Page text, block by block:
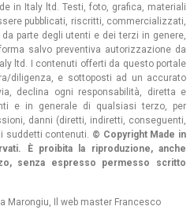
in Italy ltd. Testi, foto, grafica, materiali
pubblicati, riscritti, commercializzati,
parte degli utenti e dei terzi in genere,
salvo preventiva autorizzazione da
ltd. I contenuti offerti da questo portale
diligenza, e sottoposti ad un accurato
declina ogni responsabilità, diretta e
e in generale di qualsiasi terzo, per
danni (diretti, indiretti, conseguenti,
suddetti contenuti. © Copyright Made in
È proibita la riproduzione, anche
senza espresso permesso scritto
Marongiu, Il web master Francesco